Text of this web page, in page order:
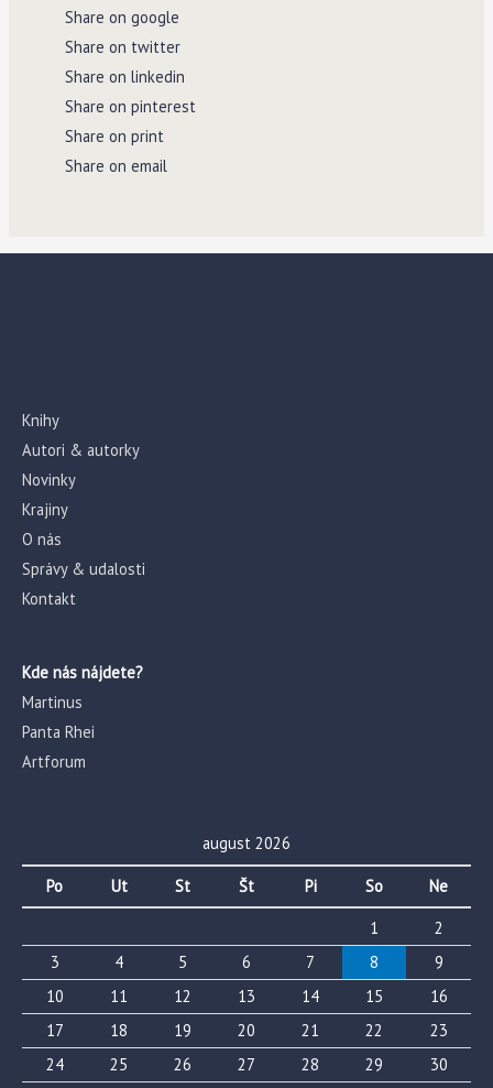
Share on google
Share on twitter
Share on linkedin
Share on pinterest
Share on print
Share on email
Knihy
Autori & autorky
Novinky
Krajiny
O nás
Správy & udalosti
Kontakt
Kde nás nájdete?
Martinus
Panta Rhei
Artforum
august 2026
Po Ut St Št Pi So
Ne
1
2
3
4 5 6 7 8
9
10
11 12 13 14 15
16
17
18 19 20 21 22
23
24
25 26 27 28 29 30